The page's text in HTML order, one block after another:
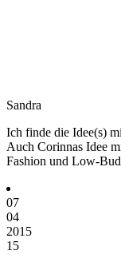
Sandra
Ich finde die Idee(s)
Auch Corinnas Idee
Fashion und Low-
07
04
2015
15